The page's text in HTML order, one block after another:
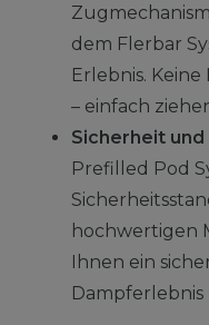
dem Flerbar
Erlebnis.
– einfach
Sicherheit und
Prefilled Pod
hochwertigen
Ihnen ein